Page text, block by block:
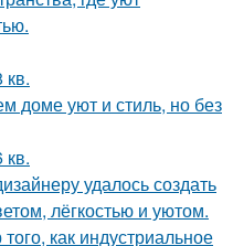
доме уют и стиль, но без
удалось создать
лёгкостью и уютом.
как индустриальное